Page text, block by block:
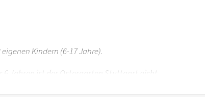
Kindern (6-17 Jahre).
6 Jahren ist der Ostergarten Stuttgart nicht